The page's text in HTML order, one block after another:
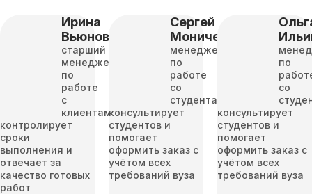
Ирина
Вьюнова
старший
менеджер
по
работе
с
клиентами
контролирует
сроки
выполнения и
отвечает за
качество готовых
работ
Сергей
Моничев
менеджер
по
работе
со
студентами
консультирует
студентов и
помогает
оформить заказ с
учётом всех
требований вуза
по
со
консультирует
студентов и
помогает
оформить заказ с
учётом всех
требований вуза